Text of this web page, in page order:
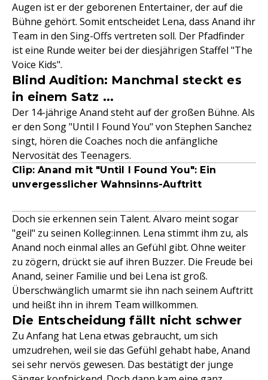
Augen ist er der geborenen Entertainer, der auf die
Bühne gehört. Somit entscheidet Lena, dass Anand ihr
Team in den Sing-Offs vertreten soll. Der Pfadfinder
ist eine Runde weiter bei der diesjährigen Staffel "The
Voice Kids".
Blind Audition: Manchmal steckt es
in einem Satz ...
Der 14-jährige Anand steht auf der großen Bühne. Als
er den Song "Until I Found You" von Stephen Sanchez
singt, hören die Coaches noch die anfängliche
Nervosität des Teenagers.
Clip: Anand mit "Until I Found You": Ein
unvergesslicher Wahnsinns-Auftritt
Doch sie erkennen sein Talent. Alvaro meint sogar
"geil" zu seinen Kolleg:innen. Lena stimmt ihm zu, als
Anand noch einmal alles an Gefühl gibt. Ohne weiter
zu zögern, drückt sie auf ihren Buzzer. Die Freude bei
Anand, seiner Familie und bei Lena ist groß.
Überschwänglich umarmt sie ihn nach seinem Auftritt
und heißt ihn in ihrem Team willkommen.
Die Entscheidung fällt nicht schwer
Zu Anfang hat Lena etwas gebraucht, um sich
umzudrehen, weil sie das Gefühl gehabt habe, Anand
sei sehr nervös gewesen. Das bestätigt der junge